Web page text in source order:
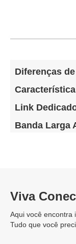
Diferenças
Característica
Link
Banda Larga
Viva
Aqui você encontra
Tudo que você